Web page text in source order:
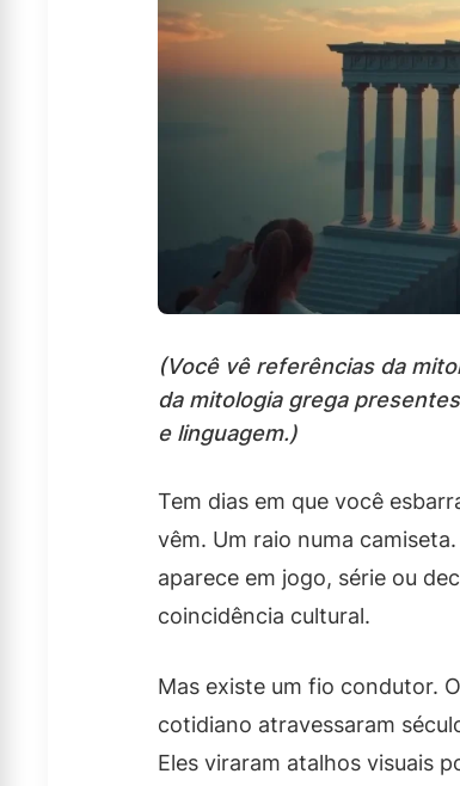
(Você vê referências da
da mitologia grega
e linguagem.)
Tem dias em que você
vêm. Um raio numa
aparece em jogo, série ou
coincidência cultural.
Mas existe um fio condutor.
cotidiano atravessaram
Eles viraram atalhos visuais